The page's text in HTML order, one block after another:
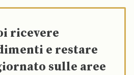
ricevere
e restare
sulle aree